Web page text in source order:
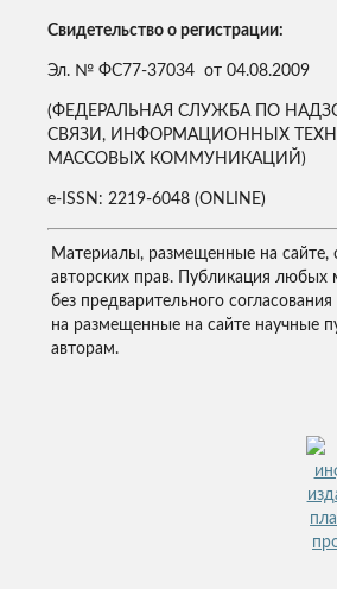
Свидетельство о регистрации:
Эл. № ФС77-37034 от 04.08.2009
(ФЕДЕРАЛЬНАЯ СЛУЖБА ПО
СВЯЗИ, ИНФОРМАЦИОННЫХ
МАССОВЫХ КОММУНИКАЦИЙ)
e-ISSN: 2219-6048 (ONLINE)
Материалы, размещенные на сайте,
авторских прав. Публикация любых
без предварительного
на размещенные на сайте научные
авторам.